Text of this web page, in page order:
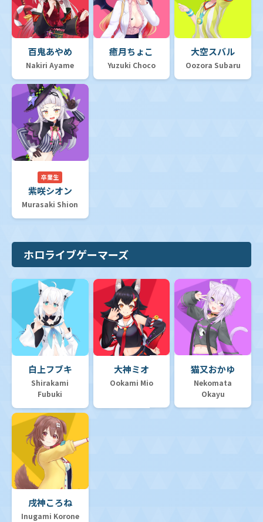
百鬼あやめ
Nakiri Ayame
癒月ちょこ
Yuzuki Choco
大空スバル
Oozora Subaru
卒業生
紫咲シオン
Murasaki Shion
ホロライブゲーマーズ
白上フブキ
Shirakami
Fubuki
大神ミオ
Ookami Mio
猫又おかゆ
Nekomata
Okayu
戌神ころね
Inugami Korone